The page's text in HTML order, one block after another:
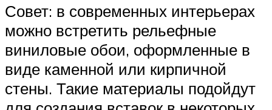
Совет: в современных интерьерах
можно встретить рельефные
виниловые обои, оформленные в
виде каменной или кирпичной
стены. Такие материалы подойдут